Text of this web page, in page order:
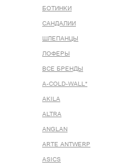
БОТИНКИ
САНДАЛИИ
ШЛЕПАНЦЫ
ЛОФЕРЫ
ВСЕ БРЕНДЫ
A-COLD-WALL*
AKILA
ALTRA
ANGLAN
ARTE ANTWERP
ASICS